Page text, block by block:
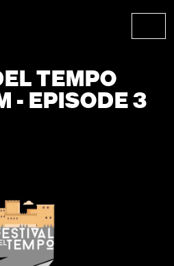
TEMPO
- EPISODE 3